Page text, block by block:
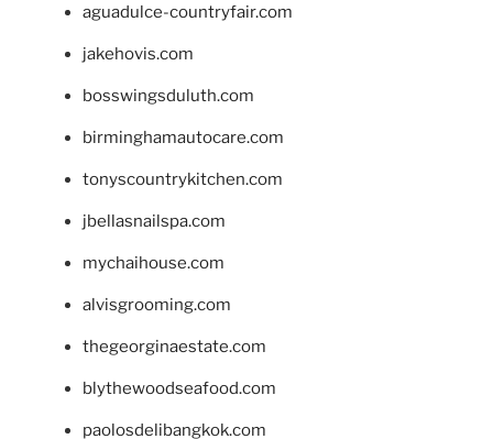
aguadulce-countryfair.com
jakehovis.com
bosswingsduluth.com
birminghamautocare.com
tonyscountrykitchen.com
jbellasnailspa.com
mychaihouse.com
alvisgrooming.com
thegeorginaestate.com
blythewoodseafood.com
paolosdelibangkok.com